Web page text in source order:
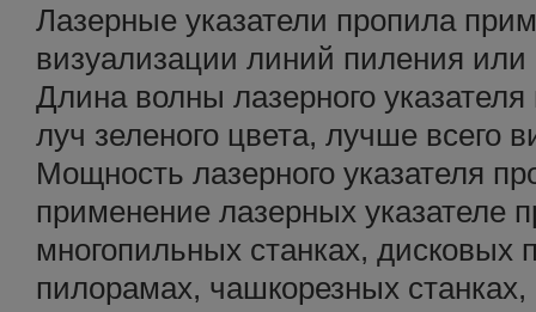
Лазерные указатели пропила
визуализации линий пиления
Длина волны лазерного
луч зеленого цвета, лучше всего
Мощность лазерного указателя
применение лазерных указателе
многопильных станках, дисковых
пилорамах, чашкорезных